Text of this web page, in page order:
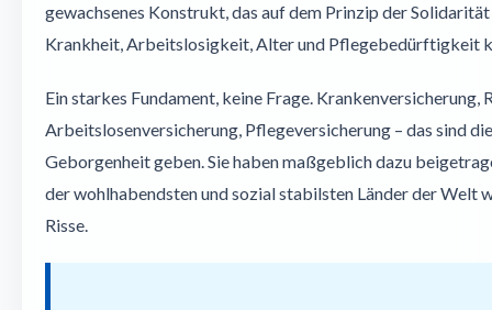
gewachsenes Konstrukt, das auf dem Prinzip der
Krankheit, Arbeitslosigkeit, Alter und Pflegebedürftigkeit
Ein starkes Fundament, keine Frage. Krankenversicherung,
Arbeitslosenversicherung, Pflegeversicherung – das sind
Geborgenheit geben. Sie haben maßgeblich dazu
der wohlhabendsten und sozial stabilsten Länder der Welt
Risse.